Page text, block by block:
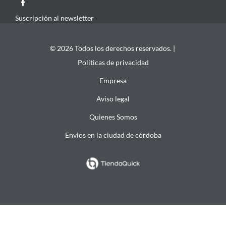
Suscripción al newsletter
© 2026 Todos los derechos reservados. |
Politicas de privacidad
Empresa
Aviso legal
Quienes Somos
Envios en la ciudad de córdoba